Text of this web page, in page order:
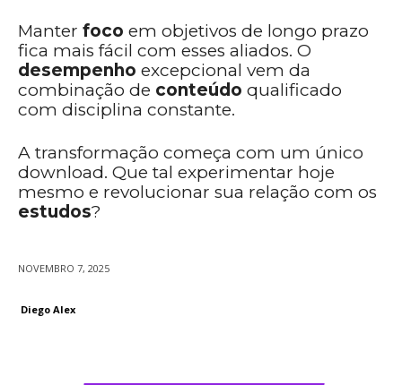
Manter foco em objetivos de longo prazo
fica mais fácil com esses aliados. O
desempenho excepcional vem da
combinação de conteúdo qualificado
com disciplina constante.
A transformação começa com um único
download. Que tal experimentar hoje
mesmo e revolucionar sua relação com os
estudos?
NOVEMBRO 7, 2025
Diego Alex